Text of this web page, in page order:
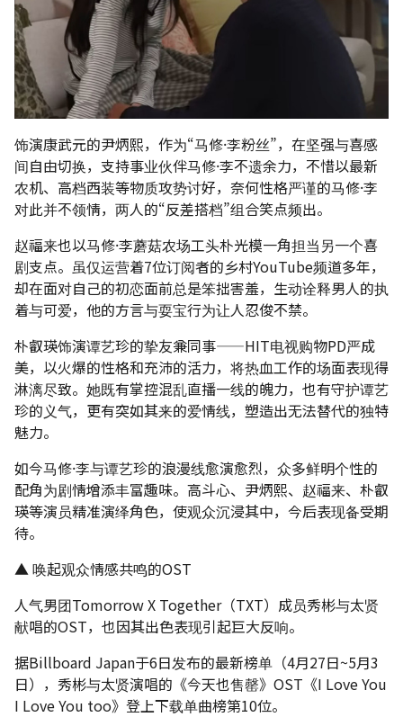
饰演康武元的尹炳熙，作为“马修·李粉丝”，在坚强与喜感
间自由切换，支持事业伙伴马修·李不遗余力，不惜以最新
农机、高档西装等物质攻势讨好，奈何性格严谨的马修·李
对此并不领情，两人的“反差搭档”组合笑点频出。
赵福来也以马修·李蘑菇农场工头朴光模一角担当另一个喜
剧支点。虽仅运营着7位订阅者的乡村YouTube频道多年，
却在面对自己的初恋面前总是笨拙害羞，生动诠释男人的执
着与可爱，他的方言与耍宝行为让人忍俊不禁。
朴叡瑛饰演谭艺珍的挚友兼同事——HIT电视购物PD严成
美，以火爆的性格和充沛的活力，将热血工作的场面表现得
淋漓尽致。她既有掌控混乱直播一线的魄力，也有守护谭艺
珍的义气，更有突如其来的爱情线，塑造出无法替代的独特
魅力。
如今马修·李与谭艺珍的浪漫线愈演愈烈，众多鲜明个性的
配角为剧情增添丰富趣味。高斗心、尹炳熙、赵福来、朴叡
瑛等演员精准演绎角色，使观众沉浸其中，今后表现备受期
待。
▲ 唤起观众情感共鸣的OST
人气男团Tomorrow X Together（TXT）成员秀彬与太贤
献唱的OST，也因其出色表现引起巨大反响。
据Billboard Japan于6日发布的最新榜单（4月27日~5月3
日），秀彬与太贤演唱的《今天也售罄》OST《I Love You
I Love You too》登上下载单曲榜第10位。